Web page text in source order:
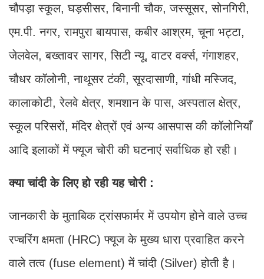
चौपड़ा स्कूल, घड़सीसर, बिनानी चौक, जस्सूसर, सोनगिरी,
एम.पी. नगर, रामपुरा बायपास, कबीर आश्रम, चूना भट्टा,
जेलवेल, बख्तावर सागर, सिटी न्यू, वाटर वर्क्स, गंगाशहर,
चौधर कॉलोनी, नाथूसर टंकी, सूरदासाणी, गांधी मस्जिद,
कालाकोटी, रेलवे क्षेत्र, शमशान के पास, अस्पताल क्षेत्र,
स्कूल परिसरों, मंदिर क्षेत्रों एवं अन्य आसपास की कॉलोनियाँ
आदि इलाकों में फ्यूज चोरी की घटनाएं सर्वाधिक हो रही।
क्या चांदी के लिए हो रही यह चोरी :
जानकारी के मुताबिक ट्रांसफार्मर में उपयोग होने वाले उच्च
रप्चरिंग क्षमता (HRC) फ्यूज के मुख्य धारा प्रवाहित करने
वाले तत्व (fuse element) में चांदी (Silver) होती है।